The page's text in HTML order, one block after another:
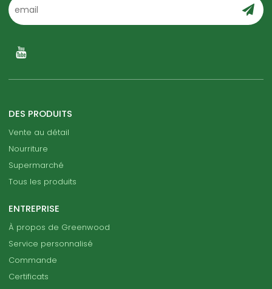
DES PRODUITS
Vente au détail
Nourriture
Supermarché
Tous les produits
ENTREPRISE
À propos de Greenwood
Service personnalisé
Commande
Certificats